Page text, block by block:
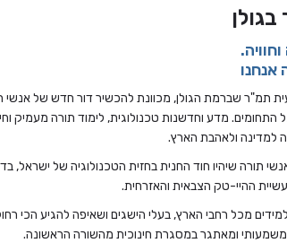
אנחנו
תמ"ר שברמת הגולן, מכוונת להכשיר דור חדש של אנשי
התחומים. מדע וחדשנות טכנולוגית, לימוד תורה מעמיק
למדינה ולאהבת הארץ.
תורה שיהיו חוד החנית בחזית הטכנולוגיה של ישראל,
ההיי-טק הצבאית והאזרחית.
מכל רחבי הארץ, בעלי הישגים ושאיפה להגיע הכי
ומאתגר במסגרת חינוכית מהשורה הראשונה.